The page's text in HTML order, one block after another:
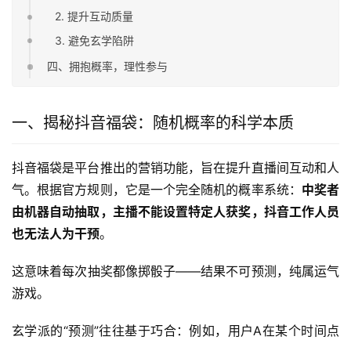
2. 提升互动质量
3. 避免玄学陷阱
四、拥抱概率，理性参与
一、揭秘抖音福袋：随机概率的科学本质
抖音福袋是平台推出的营销功能，旨在提升直播间互动和人
气。根据官方规则，它是一个完全随机的概率系统： 中奖者
由机器自动抽取，主播不能设置特定人获奖，抖音工作人员
也无法人为干预。
这意味着每次抽奖都像掷骰子——结果不可预测，纯属运气
游戏。
玄学派的“预测”往往基于巧合：例如，用户A在某个时间点